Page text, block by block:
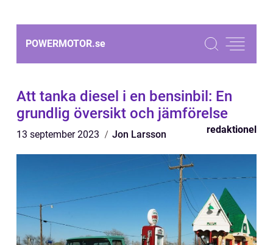
POWERMOTOR.se
Att tanka diesel i en bensinbil: En
grundlig översikt och jämförelse
13 september 2023 Jon Larsson redaktionel